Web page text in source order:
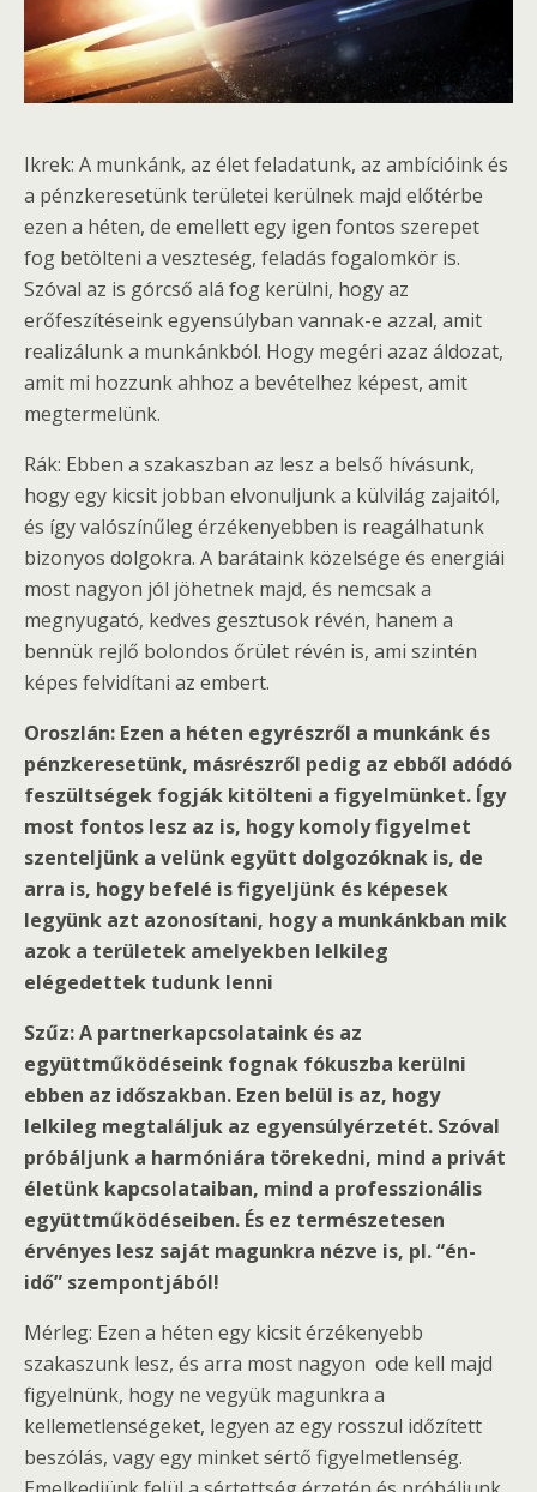
Ikrek: A munkánk, az élet feladatunk, az ambícióink és
a pénzkeresetünk területei kerülnek majd előtérbe
ezen a héten, de emellett egy igen fontos szerepet
fog betölteni a veszteség, feladás fogalomkör is.
Szóval az is górcső alá fog kerülni, hogy az
erőfeszítéseink egyensúlyban vannak-e azzal, amit
realizálunk a munkánkból. Hogy megéri azaz áldozat,
amit mi hozzunk ahhoz a bevételhez képest, amit
megtermelünk.
Rák: Ebben a szakaszban az lesz a belső hívásunk,
hogy egy kicsit jobban elvonuljunk a külvilág zajaitól,
és így valószínűleg érzékenyebben is reagálhatunk
bizonyos dolgokra. A barátaink közelsége és energiái
most nagyon jól jöhetnek majd, és nemcsak a
megnyugató, kedves gesztusok révén, hanem a
bennük rejlő bolondos őrület révén is, ami szintén
képes felvidítani az embert.
Oroszlán: Ezen a héten egyrészről a munkánk és
pénzkeresetünk, másrészről pedig az ebből adódó
feszültségek fogják kitölteni a figyelmünket. Így
most fontos lesz az is, hogy komoly figyelmet
szenteljünk a velünk együtt dolgozóknak is, de
arra is, hogy befelé is figyeljünk és képesek
legyünk azt azonosítani, hogy a munkánkban mik
azok a területek amelyekben lelkileg
elégedettek tudunk lenni
Szűz: A partnerkapcsolataink és az
együttműködéseink fognak fókuszba kerülni
ebben az időszakban. Ezen belül is az, hogy
lelkileg megtaláljuk az egyensúlyérzetét. Szóval
próbáljunk a harmóniára törekedni, mind a privát
életünk kapcsolataiban, mind a professzionális
együttműködéseiben. És ez természetesen
érvényes lesz saját magunkra nézve is, pl. “én-
idő” szempontjából!
Mérleg: Ezen a héten egy kicsit érzékenyebb
szakaszunk lesz, és arra most nagyon ode kell majd
figyelnünk, hogy ne vegyük magunkra a
kellemetlenségeket, legyen az egy rosszul időzített
beszólás, vagy egy minket sértő figyelmetlenség.